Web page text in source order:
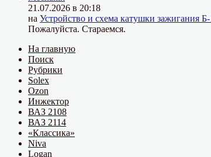
21.07.2026 в 20:18
на Устройство и схема катушки зажигания
Пожалуйста. Стараемся.
На главную
Поиск
Рубрики
Solex
Ozon
Инжектор
ВАЗ 2108
ВАЗ 2114
«Классика»
Niva
Logan